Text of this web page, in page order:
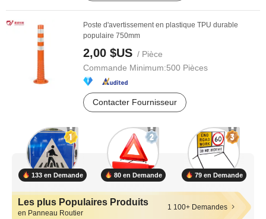
Poste d'avertissement en plastique TPU durable
populaire 750mm
2,00 $US / Pièce
Commande Minimum:500 Pièces
Contacter Fournisseur
133 en Demande 80 en Demande 79 en Demande
Les plus Populaires Produits
en Panneau Routier
1 100+ Demandes